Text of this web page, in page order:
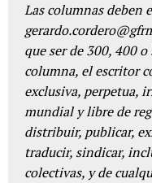
Las columnas deben
que ser de 300, 400
columna, el escritor
exclusiva, perpetua,
mundial y libre de
distribuir, publicar,
traducir, sindicar,
colectivas, y de